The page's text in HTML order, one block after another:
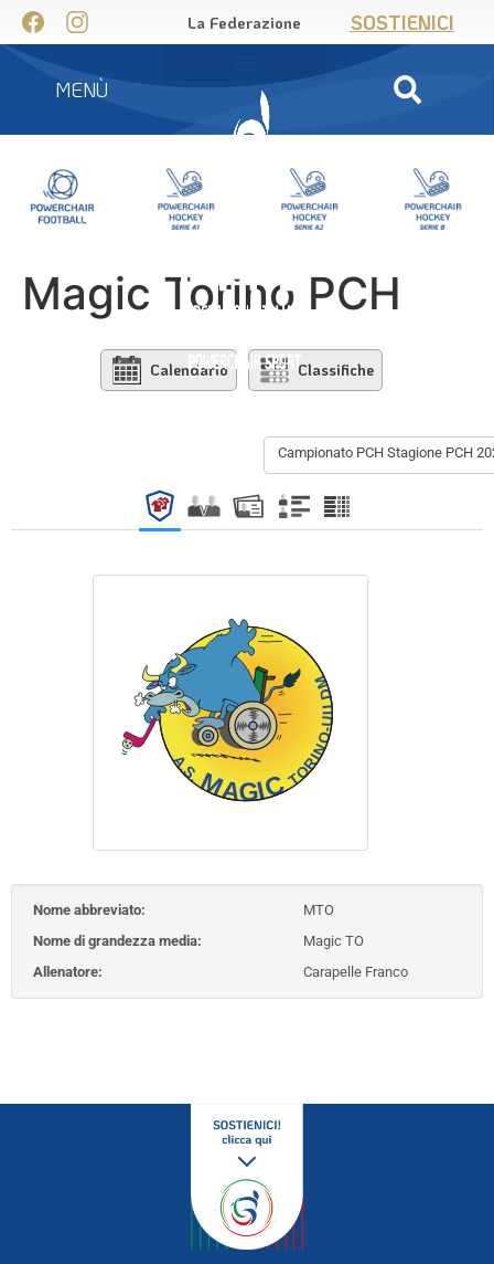
La Federazione SOSTIENICI
MENÙ
Magic Torino PCH
Calendario Classifiche
Campionato PCH Stagione PCH
Nome abbreviato:
MTO
Nome di grandezza media:
Magic TO
Allenatore:
Carapelle Franco